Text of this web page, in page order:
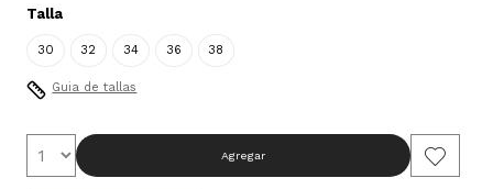
Talla
30 32 34 36 38
Guia de tallas
Agregar